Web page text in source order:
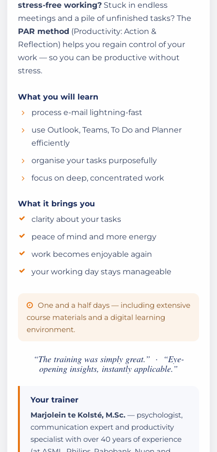
stress-free working? Stuck in endless
meetings and a pile of unfinished tasks? The
PAR method (Productivity: Action &
Reflection) helps you regain control of your
work — so you can be productive without
stress.
What you will learn
process e-mail lightning-fast
use Outlook, Teams, To Do and Planner
efficiently
organise your tasks purposefully
focus on deep, concentrated work
What it brings you
clarity about your tasks
peace of mind and more energy
work becomes enjoyable again
your working day stays manageable
One and a half days — including extensive
course materials and a digital learning
environment.
“The training was simply great.” · “Eye-
opening insights, instantly applicable.”
Your trainer
Marjolein te Kolsté, M.Sc. — psychologist,
communication expert and productivity
specialist with over 40 years of experience